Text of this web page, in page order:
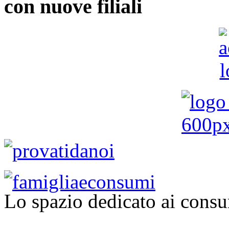
con nuove filiali
Lo spazio dedicato ai